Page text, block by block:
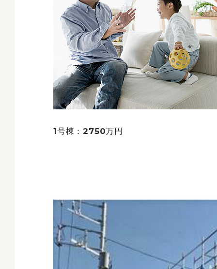
1号棟：2750万円